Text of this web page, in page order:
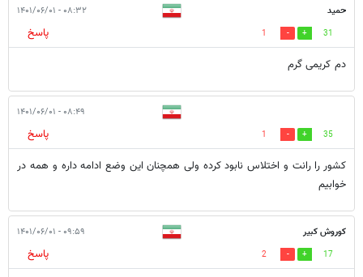
حمید ۰۸:۳۲ - ۱۴۰۱/۰۶/۰۱
31
1
پاسخ
دم کریمی گرم
۰۸:۴۹ - ۱۴۰۱/۰۶/۰۱
35
1
پاسخ
کشور را رانت و اختلاس نابود کرده ولی همچنان این وضع ادامه داره و همه در
خوابیم
کوروش کبیر ۰۹:۵۹ - ۱۴۰۱/۰۶/۰۱
17
2
پاسخ